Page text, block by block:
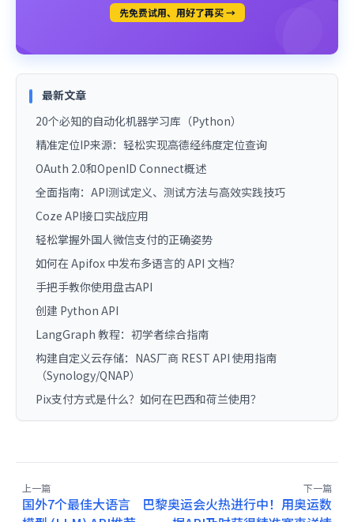
先免费试用、用好了再买 →
最新文章
20个必知的自动化机器学习库（Python）
精准定位IP来源：轻松实现高德经纬度定位查询
OAuth 2.0和OpenID Connect概述
全面指南：API测试定义、测试方法与高效实践技巧
Coze API接口实战应用
轻松掌握外国人微信支付的正确姿势
如何在 Apifox 中发布多语言的 API 文档？
手把手教你使用盘古API
创建 Python API
LangGraph 教程：初学者综合指南
构建自定义云存储：NAS厂商 REST API 使用指南
（Synology/QNAP）
Pix支付方式是什么？如何在巴西和荷兰使用？
上一篇
国外7个最佳大语言
下一篇
巴黎奥运会火热进行中！用奥运数